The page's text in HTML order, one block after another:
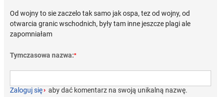
Od wojny to sie zaczelo tak samo jak ospa, tez od wojny, od
otwarcia granic wschodnich, były tam inne jeszcze plagi ale
zapomniałam
Tymczasowa nazwa:*
Zaloguj się› aby dać komentarz na swoją unikalną nazwę.